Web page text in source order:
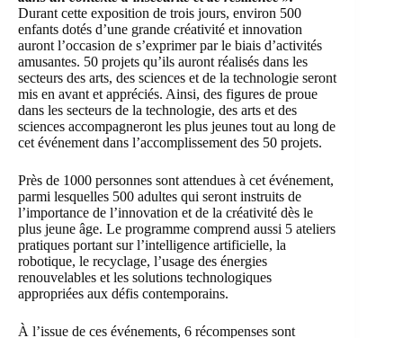
Durant cette exposition de trois jours, environ 500
enfants dotés d’une grande créativité et innovation
auront l’occasion de s’exprimer par le biais d’activités
amusantes. 50 projets qu’ils auront réalisés dans les
secteurs des arts, des sciences et de la technologie seront
mis en avant et appréciés. Ainsi, des figures de proue
dans les secteurs de la technologie, des arts et des
sciences accompagneront les plus jeunes tout au long de
cet événement dans l’accomplissement des 50 projets.
Près de 1000 personnes sont attendues à cet événement,
parmi lesquelles 500 adultes qui seront instruits de
l’importance de l’innovation et de la créativité dès le
plus jeune âge. Le programme comprend aussi 5 ateliers
pratiques portant sur l’intelligence artificielle, la
robotique, le recyclage, l’usage des énergies
renouvelables et les solutions technologiques
appropriées aux défis contemporains.
À l’issue de ces événements, 6 récompenses sont